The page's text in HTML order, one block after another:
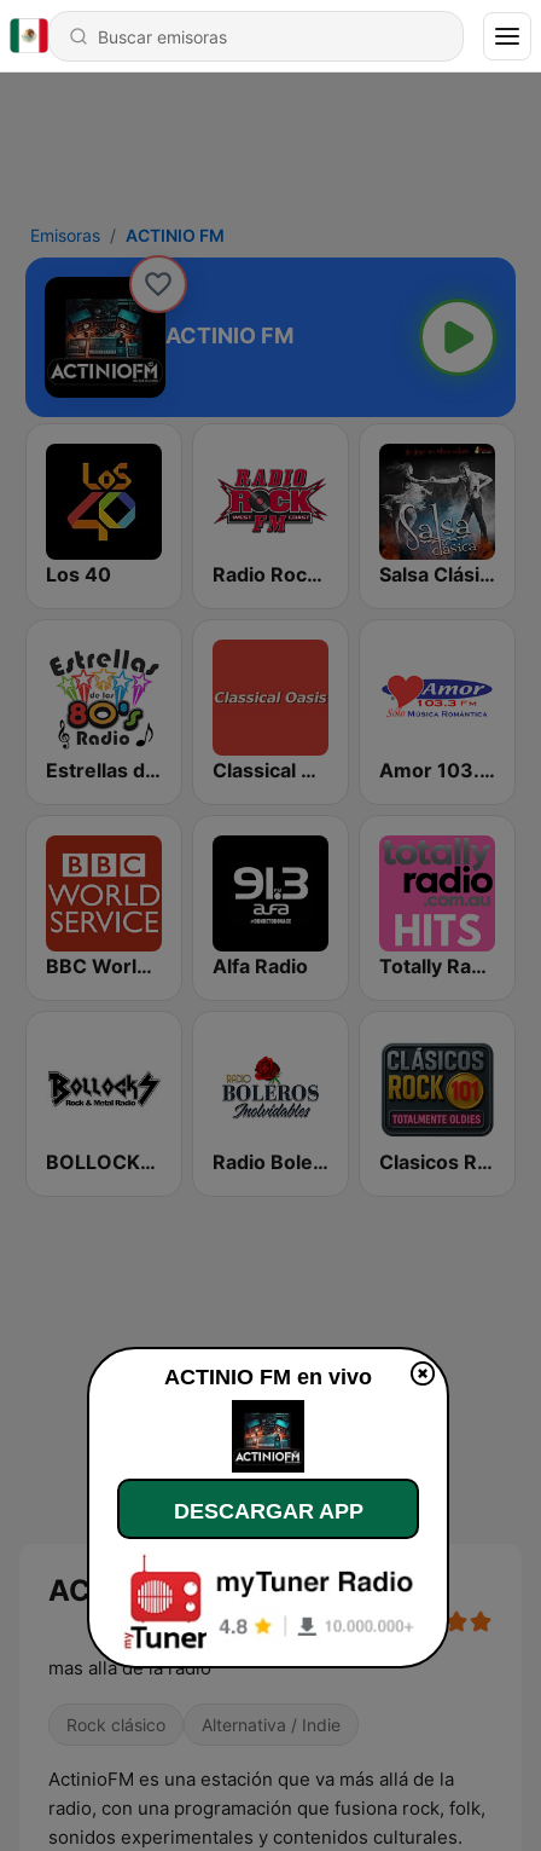
Emisoras ACTINIO FM
ACTINIO FM
Los 40 Radio Rock FM Salsa Clásica
Estrellas de los 80s Classical Oasis Amor 103.3 FM
BBC World Service Alfa Radio Totally Radio Hits
BOLLOCKS Rock & Metal Radio Radio Boleros Inolvidables Clasicos Rock 101
ACTINIO FM en vivo
mas alla de la radio
Rock clásico Alternativa / Indie
ActinioFM es una estación que va más allá de la
radio, con una programación que fusiona rock, folk,
sonidos experimentales y contenidos culturales.
ACTINIO FM en vivo
DESCARGAR APP